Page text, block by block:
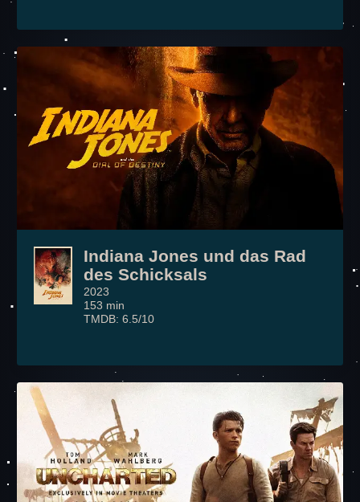
Indiana Jones und das Rad
des Schicksals
2023
153 min
TMDB: 6.5/10